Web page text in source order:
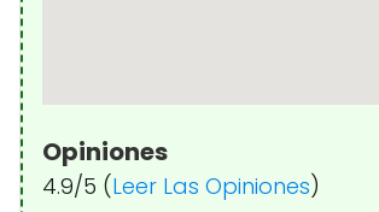
Opiniones
4.9/5 (Leer Las Opiniones)